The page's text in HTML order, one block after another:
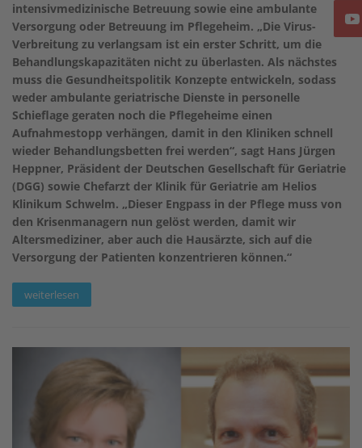
intensivmedizinische Betreuung sowie eine ambulante
Versorgung oder Betreuung im Pflegeheim. „Die Virus-
Verbreitung zu verlangsam ist ein erster Schritt, um die
Behandlungskapazitäten nicht zu überlasten. Als nächstes
muss die Gesundheitspolitik Konzepte entwickeln, sodass
weder ambulante geriatrische Dienste in personelle
Schieflage geraten noch die Pflegeheime einen
Aufnahmestopp verhängen, damit in den Kliniken schnell
wieder Behandlungsbetten frei werden“, sagt Hans Jürgen
Heppner, Präsident der Deutschen Gesellschaft für Geriatrie
(DGG) sowie Chefarzt der Klinik für Geriatrie am Helios
Klinikum Schwelm. „Dieser Engpass in der Pflege muss von
den Krisenmanagern nun gelöst werden, damit wir
Altersmediziner, aber auch die Hausärzte, sich auf die
Versorgung der Patienten konzentrieren können.“
weiterlesen